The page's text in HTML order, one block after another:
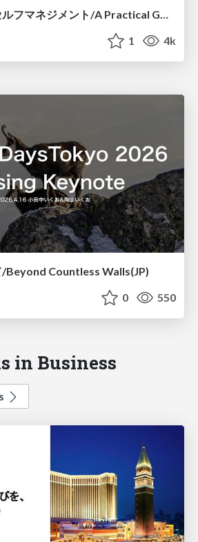
今日から始めるセルフマネジメント/A Practical Guide to Self-Management
1 4k
Beyond Countless Walls(JP)
0 550
in Business